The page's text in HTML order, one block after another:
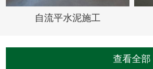
自流平水泥施工
查看全部